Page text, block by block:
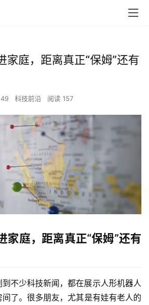
家庭，距离真正“保姆”还有
科技前沿 阅读 157
家庭，距离真正“保姆”还有
不少科技新闻，都在展示人形机器人
了。很多朋友，尤其是有娃有老人的